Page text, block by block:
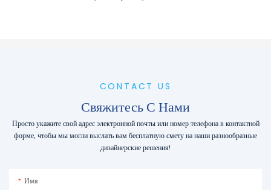
CONTACT US
Свяжитесь С Нами
Просто укажите свой адрес электронной почты или номер телефона в контактной
форме, чтобы мы могли выслать вам бесплатную смету на наши разнообразные
дизайнерские решения!
Имя